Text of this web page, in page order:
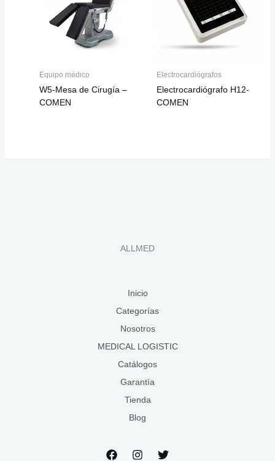
Equipo médico
W5-Mesa de Cirugía –
COMEN
Electrocardiógrafos
Electrocardiógrafo H12-
COMEN
ALLMED
Inicio
Categorías
Nosotros
MEDICAL LOGISTIC
Catálogos
Garantía
Tienda
Blog